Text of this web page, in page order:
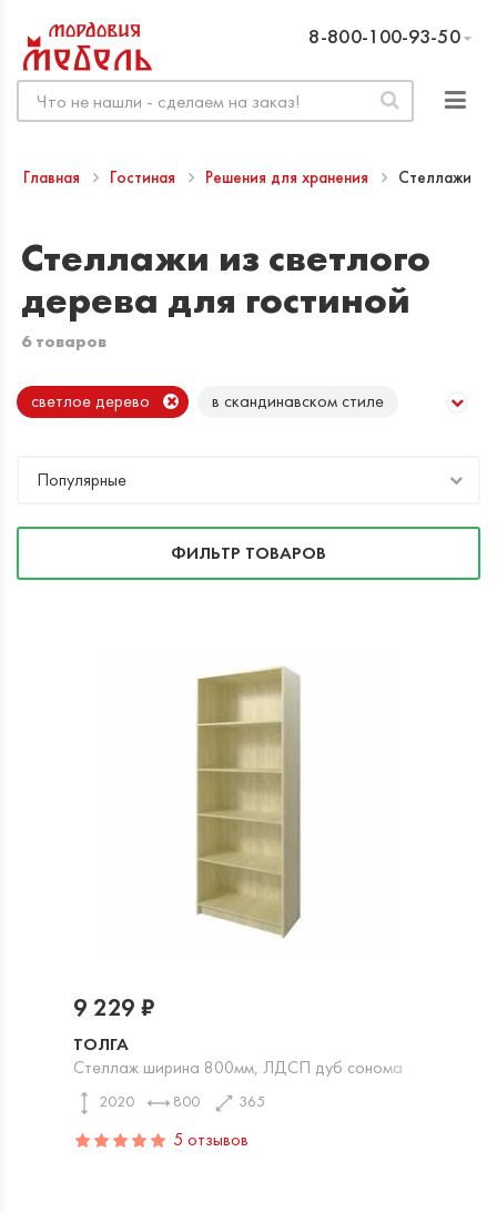
8-800-100-93-50
Главная Гостиная Решения для хранения Стеллажи
Стеллажи из светлого
дерева для гостиной
6 товаров
светлое дерево
в скандинавском стиле
Популярные
ФИЛЬТР ТОВАРОВ
ТОЛГА
Стеллаж ширина 800мм, ЛДСП дуб сонома
2020 800 365
9 229 ₽
5 отзывов